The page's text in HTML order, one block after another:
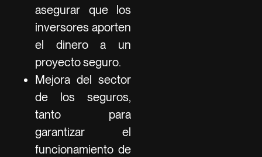
asegurar que los
inversores aporten
el dinero a un
proyecto seguro.
Mejora del sector
de los seguros,
tanto para
garantizar el
funcionamiento de